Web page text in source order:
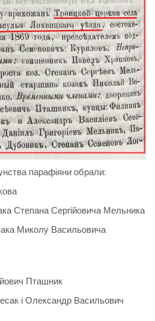
парафіяни обрали:
Степана Сергійовича Мельника
Миколу Васильовича
Пташник
і Олександр Васильович